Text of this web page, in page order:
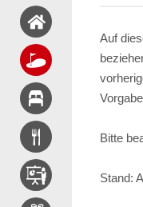
Auf
Bitte
Stand: